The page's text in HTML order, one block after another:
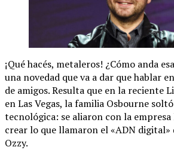
¡Qué hacés, metaleros! ¿Cómo anda
una novedad que va a dar que hablar
de amigos. Resulta que en la reciente
en Las Vegas, la familia Osbourne
tecnológica: se aliaron con la
crear lo que llamaron el «ADN
Ozzy.